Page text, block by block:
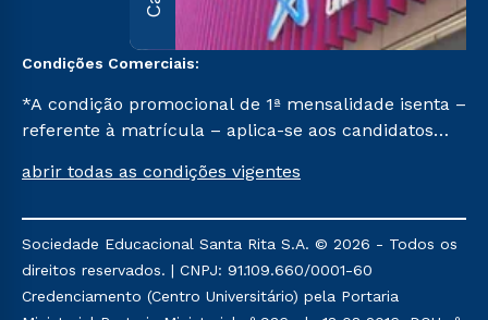
Condições Comerciais:
*A condição promocional de 1ª mensalidade isenta –
referente à matrícula – aplica-se aos candidatos
na prova on-line ou agendada, que ofertam bolsas
semestre de 2023, que ainda não tenham efetivado
e/ou não tenham cancelado ou trancado sua
matrícula em uma das Instituições da Cruzeiro do
Sul Educacional, no período de 1 ano. Tais condições
abrir todas as condições vigentes
Sociedade Educacional Santa Rita S.A. © 2026 - Todos os
direitos reservados. | CNPJ: 91.109.660/0001-60
Credenciamento (Centro Universitário) pela Portaria